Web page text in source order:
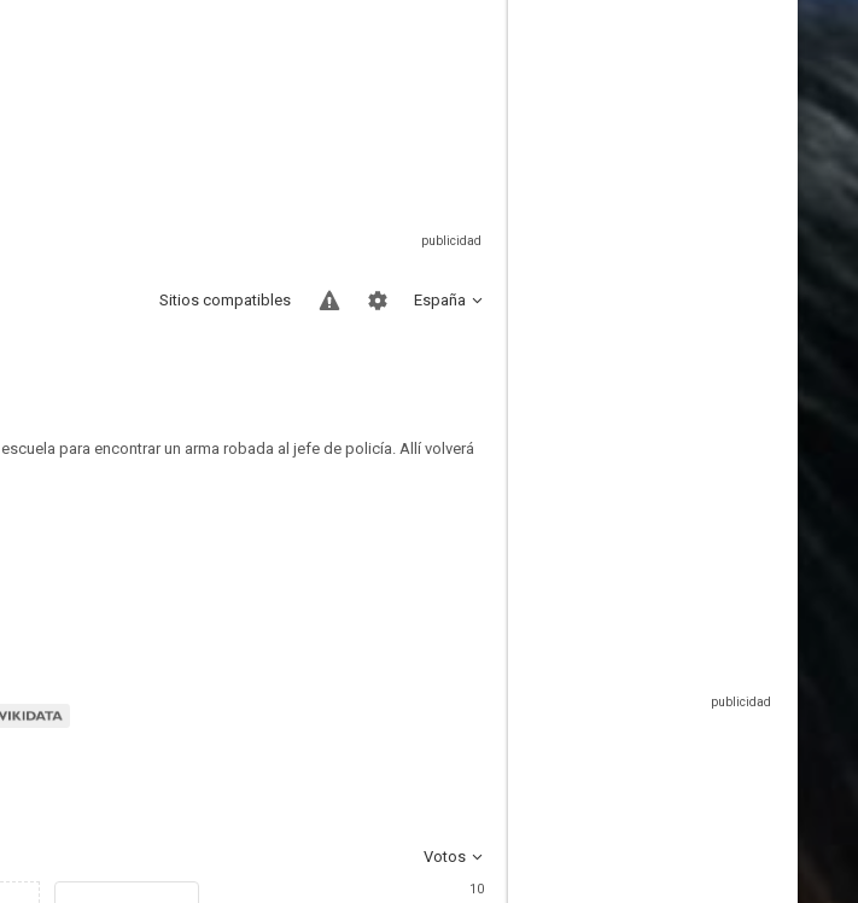
España
Sitios compatibles
para encontrar un arma robada al jefe de policía. Allí volverá
Votos
10